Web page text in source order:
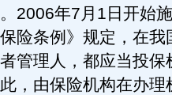
2006年7月1日开始
险条例》规定，在我
管理人，都应当投保
，由保险机构在办理